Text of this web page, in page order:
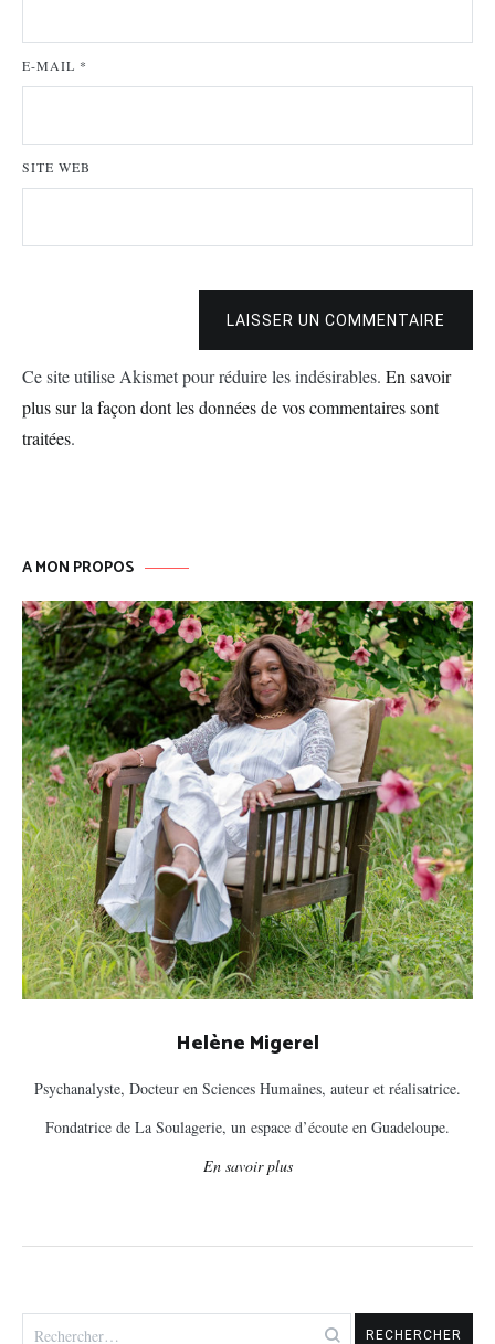
E-MAIL *
SITE WEB
LAISSER UN COMMENTAIRE
Ce site utilise Akismet pour réduire les indésirables. En savoir
plus sur la façon dont les données de vos commentaires sont
traitées.
A MON PROPOS
Helène Migerel
Psychanalyste, Docteur en Sciences Humaines, auteur et réalisatrice.
Fondatrice de La Soulagerie, un espace d’écoute en Guadeloupe.
En savoir plus